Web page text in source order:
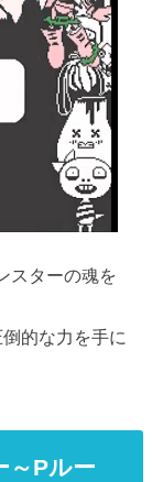
スターの魂を
的な力を手に
～Pルー